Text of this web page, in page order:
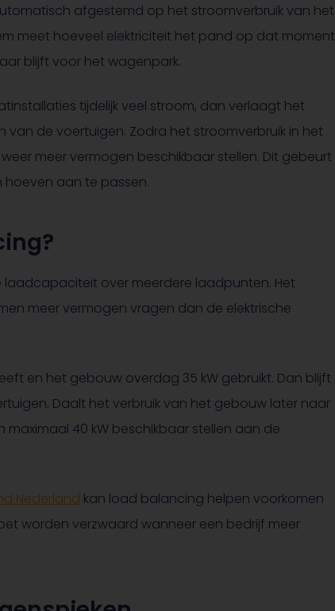
afgestemd op het stroomverbruik van het
meet hoeveel elektriciteit het pand op dat moment
blijft voor het wagenpark.
tijdelijk veel stroom, dan verlaagt het
de voertuigen. Zodra het stroomverbruik in het
meer vermogen beschikbaar stellen. Dit gebeurt
hoeven aan te passen.
over meerdere laadpunten. Het
meer vermogen vragen dan de elektrische
en het gebouw overdag 35 kW gebruikt. Dan blijft
Daalt het verbruik van het gebouw later naar
40 kW beschikbaar stellen aan de
Nederland kan load balancing helpen voorkomen
worden verzwaard wanneer een bedrijf meer